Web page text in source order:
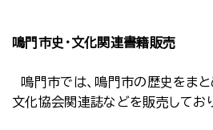
鳴門市史・文化関連書籍販売
鳴門市では、鳴門市の歴史をま
文化協会関連誌などを販売してお